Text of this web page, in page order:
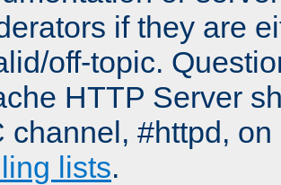
if they are
off-topic.
HTTP Server
channel, #httpd,
lists.